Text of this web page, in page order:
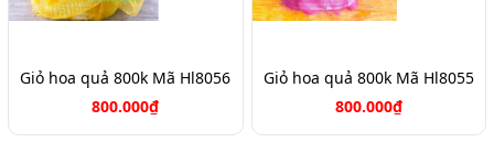
Giỏ hoa quả 800k Mã Hl8056
800.000₫
Giỏ hoa quả 800k Mã Hl8055
800.000₫